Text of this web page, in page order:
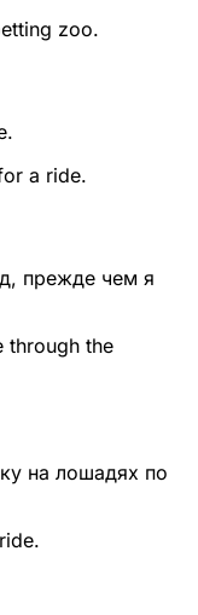
zoo.
a ride.
прежде чем я
through the
на лошадях по